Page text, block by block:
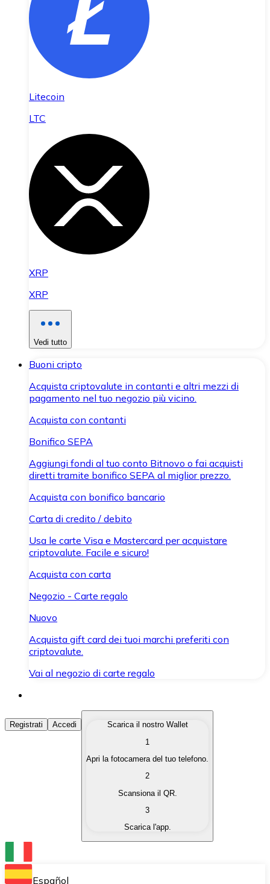
Litecoin
LTC
XRP
XRP
Vedi tutto
Buoni cripto
Acquista criptovalute in contanti e altri mezzi di
pagamento nel tuo negozio più vicino.
Acquista con contanti
Bonifico SEPA
Aggiungi fondi al tuo conto Bitnovo o fai acquisti
diretti tramite bonifico SEPA al miglior prezzo.
Acquista con bonifico bancario
Carta di credito / debito
Usa le carte Visa e Mastercard per acquistare
criptovalute. Facile e sicuro!
Acquista con carta
Negozio - Carte regalo
Nuovo
Acquista gift card dei tuoi marchi preferiti con
criptovalute.
Vai al negozio di carte regalo
Acquista Criptovalute
Acquista le criptovalute che ti interessano in modo
Converti le tue criptovalute in valuta fiat quando ne
Scambia una criptovaluta con un'altra
Conserva le tue cripto in un Wallet self-custodial.
Registrati Accedi
Scarica il nostro Wallet
1
Apri la fotocamera del tuo telefono.
2
Scansiona il QR.
3
Scarica l'app.
Español